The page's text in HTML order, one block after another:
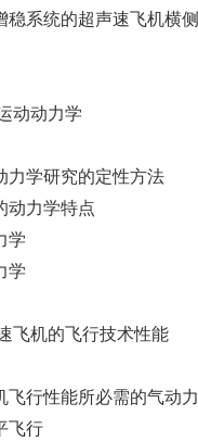
系统的超声速飞机横
动力学
学研究的定性方法
力学特点
学
学
机的飞行技术性能
行性能所必需的气动
行